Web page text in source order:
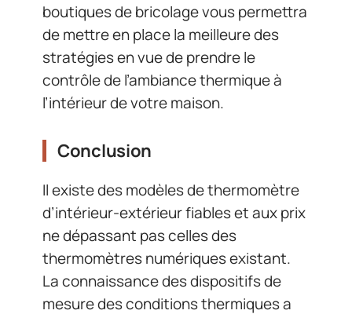
boutiques de bricolage vous permettra
de mettre en place la meilleure des
stratégies en vue de prendre le
contrôle de l’ambiance thermique à
l’intérieur de votre maison.
Conclusion
Il existe des modèles de thermomètre
d’intérieur-extérieur fiables et aux prix
ne dépassant pas celles des
thermomètres numériques existant.
La connaissance des dispositifs de
mesure des conditions thermiques a